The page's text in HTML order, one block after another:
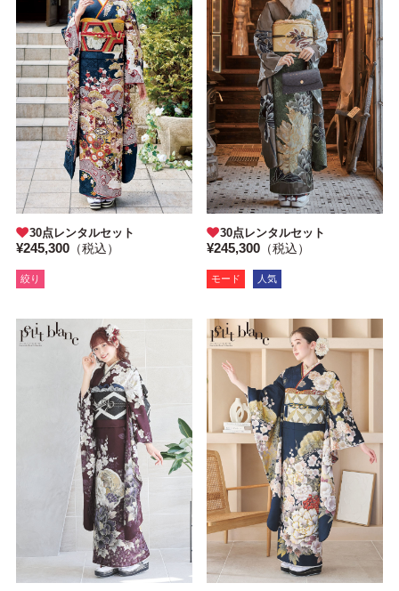
30点レンタルセット
¥245,300（税込）
絞り
30点レンタルセット
¥245,300 （税込）
モード 人気